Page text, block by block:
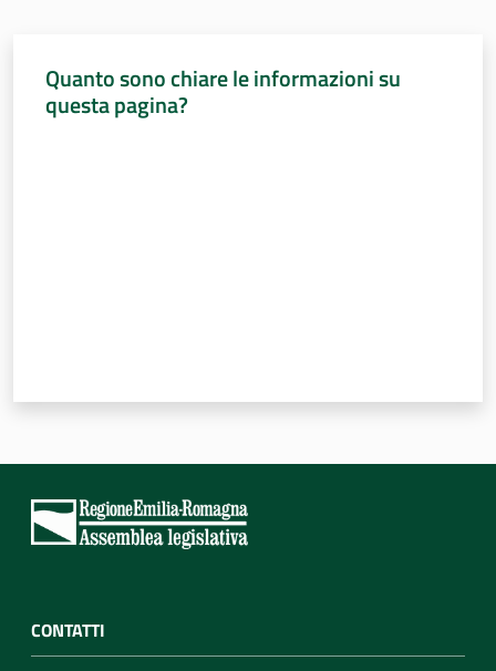
Quanto sono chiare le informazioni su
questa pagina?
CONTATTI